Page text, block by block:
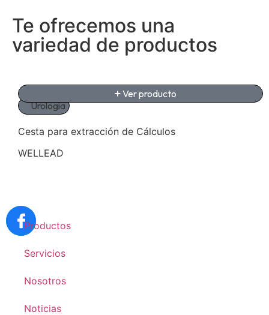
Te ofrecemos una
variedad de productos
Urología
Cesta para extracción de Cálculos
WELLEAD
Ver producto
Productos
Servicios
Nosotros
Noticias